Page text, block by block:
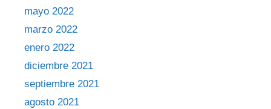
mayo 2022
marzo 2022
enero 2022
diciembre 2021
septiembre 2021
agosto 2021